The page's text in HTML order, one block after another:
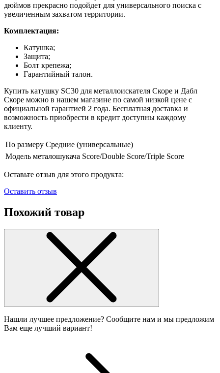
дюймов прекрасно подойдет для универсального поиска с
увеличенным захватом территории.
Комплектация:
Катушка;
Защита;
Болт крепежа;
Гарантийный талон.
Купить катушку SC30 для металлоискателя Скоре и Дабл
Скоре можно в нашем магазине по самой низкой цене с
официальной гарантией 2 года. Бесплатная доставка и
возможность приобрести в кредит доступны каждому
клиенту.
По размеру Средние (универсальные)
Модель металошукача Score/Double Score/Triple Score
Оставьте отзыв для этого продукта:
Оставить отзыв
Похожий товар
Нашли лучшее предложение? Сообщите нам и мы предложим
Вам еще лучший вариант!